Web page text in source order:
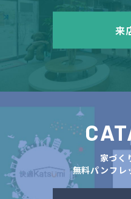
来
家づく
無料パンフレ